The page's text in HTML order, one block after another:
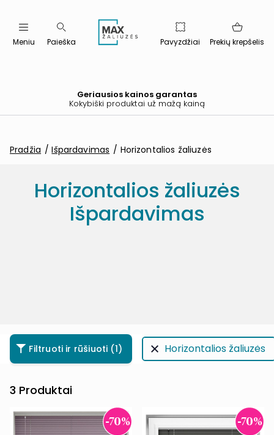
Meniu Paieška Pavyzdžiai Prekių krepšelis
Geriausios kainos garantas
Kokybiški produktai už mažą kainą
Pradžia Išpardavimas Horizontalios žaliuzės
Horizontalios žaliuzės
Išpardavimas
Filtruoti ir rūšiuoti (1) Horizontalios žaliuzės
3 Produktai
-70% -70%